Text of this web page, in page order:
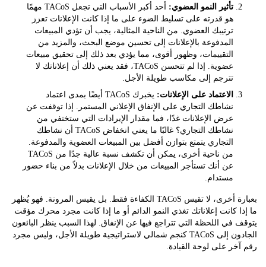
تأثير النمو العضوي:
أحد أكبر الأسباب التي تجعل TACoS مهمًا
هو قدرته على تسليط الضوء على ما إذا كانت الإعلانات تعزز
ترتيبك العضوي. من الناحية المثالية، يجب أن تؤدي المبيعات
المدفوعة بالإعلانات إلى تحسين موضع البحث، والمزيد من
التقييمات، وظهور أقوى، مما يؤدي بعد ذلك إلى تحقيق مبيعات
عضوية. إذا لم تتحسن TACoS، فقد يعني ذلك أن إعلاناتك لا
تترجم إلى مكاسب طويلة الأجل.
الاعتماد على الإعلانات:
يخبرك TACoS أيضًا بمدى اعتماد
نشاطك التجاري على الإنفاق الإعلاني المستمر. إذا توقفت عن
عرض الإعلانات غدًا، فما مقدار الإيرادات التي ستختفي من
نشاطك التجاري؟ غالبًا ما يعني انخفاض TACoS أن نشاطك
التجاري يتمتع بتوازن أفضل بين المبيعات العضوية والمدفوعة.
من ناحية أخرى، يمكن أن تكشف نسبة عالية جدًا من TACoS
عن أنك تستأجر المبيعات من خلال الإعلانات بدلاً من بناء حضور
بعبارة أخرى، لا تقيس TACoS الكفاءة فقط. بل يقيس المرونة. فهو يُظهر
كانت إعلاناتك تغذي النمو الدائم أو ما إذا كانت مجرد محرك مؤقت
في اللحظة التي تتراجع فيها عن الإنفاق. لهذا السبب ينظر البائعون
الجادون إلى TACoS كنجم شمالي لاستراتيجية طويلة الأجل، وليس مجرد
على لوحة القيادة.